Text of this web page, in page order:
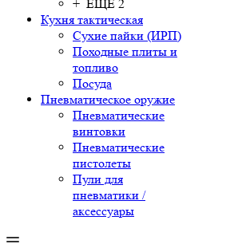
+ ЕЩЕ 2
Кухня тактическая
Сухие пайки (ИРП)
Походные плиты и
топливо
Посуда
Пневматическое оружие
Пневматические
винтовки
Пневматические
пистолеты
Пули для
пневматики /
аксессуары